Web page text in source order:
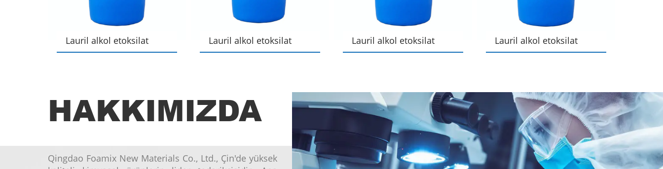
Lauril alkol etoksilat
AEO-9
Lauril alkol etoksilat
AEO-7
Lauril alkol etoksilat
AEO-5
Lauril alkol etoksilat
AEO-3
HAKKIMIZDA
Qingdao Foamix New Materials Co., Ltd., Çin'de yüksek